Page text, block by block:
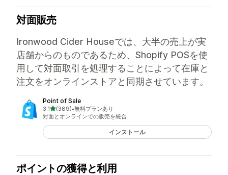
対面販売
Ironwood Cider Houseでは、大半の売上が実
店舗からのものであるため、Shopify POSを使
用して対面取引を処理することによって在庫と
注文をオンラインストアと同期させています。
Point of Sale
3.15つ星中
(389)
合計レビュー数：389件
•無料プランあり
対面とオンラインでの販売を統合
インストール
ポイントの獲得と利用